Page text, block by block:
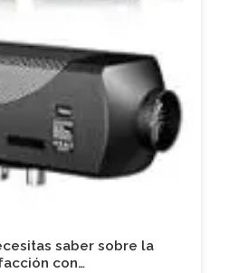
saber sobre la
con…